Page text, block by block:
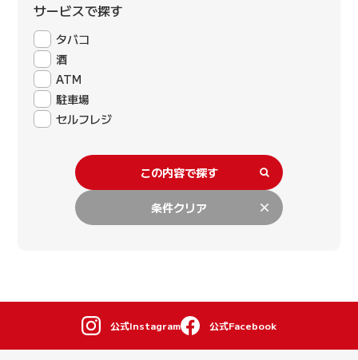
サービスで探す
タバコ
酒
ATM
駐車場
セルフレジ
この内容で探す
条件クリア
公式Instagram 公式Facebook